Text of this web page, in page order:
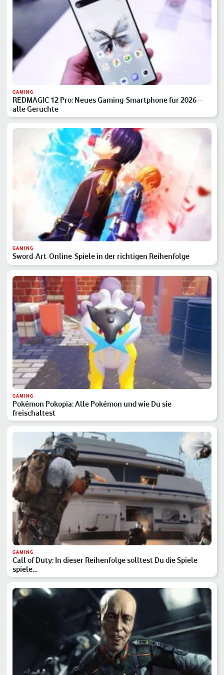
GAMING
REDMAGIC 12 Pro: Neues Gaming-Smartphone für 2026 –
alle Gerüchte
GAMING
Sword-Art-Online-Spiele in der richtigen Reihenfolge
GAMING
Pokémon Pokopia: Alle Pokémon und wie Du sie
freischaltest
GAMING
Call of Duty: In dieser Reihenfolge solltest Du die Spiele
spiele…